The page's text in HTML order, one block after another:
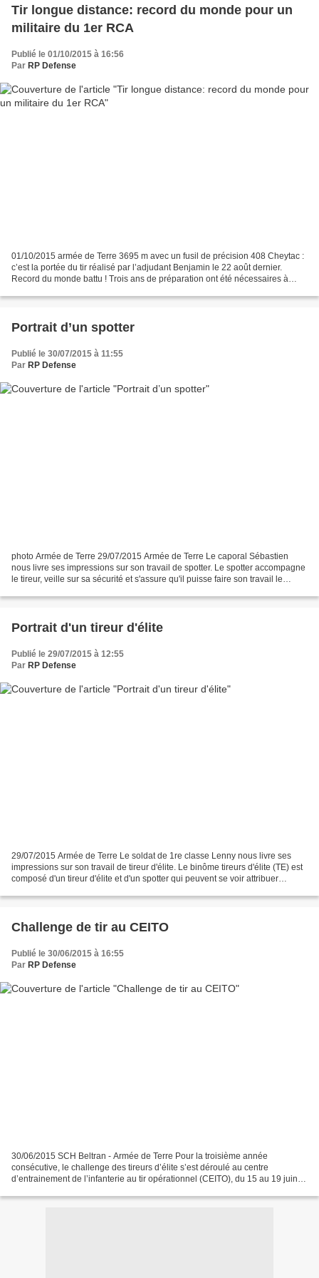
Tir longue distance: record du monde pour un
militaire du 1er RCA
Publié le 01/10/2015 à 16:56
Par RP Defense
01/10/2015 armée de Terre 3695 m avec un fusil de précision 408 Cheytac :
c’est la portée du tir réalisé par l’adjudant Benjamin le 22 août dernier.
Record du monde battu ! Trois ans de préparation ont été nécessaires à
Portrait d’un spotter
Publié le 30/07/2015 à 11:55
Par RP Defense
photo Armée de Terre 29/07/2015 Armée de Terre Le caporal Sébastien
nous livre ses impressions sur son travail de spotter. Le spotter accompagne
le tireur, veille sur sa sécurité et s'assure qu'il puisse faire son travail le
Portrait d'un tireur d'élite
Publié le 29/07/2015 à 12:55
Par RP Defense
29/07/2015 Armée de Terre Le soldat de 1re classe Lenny nous livre ses
impressions sur son travail de tireur d'élite. Le binôme tireurs d'élite (TE) est
composé d'un tireur d'élite et d'un spotter qui peuvent se voir attribuer
Challenge de tir au CEITO
Publié le 30/06/2015 à 16:55
Par RP Defense
30/06/2015 SCH Beltran - Armée de Terre Pour la troisième année
consécutive, le challenge des tireurs d’élite s’est déroulé au centre
d’entrainement de l’infanterie au tir opérationnel (CEITO), du 15 au 19 juin.